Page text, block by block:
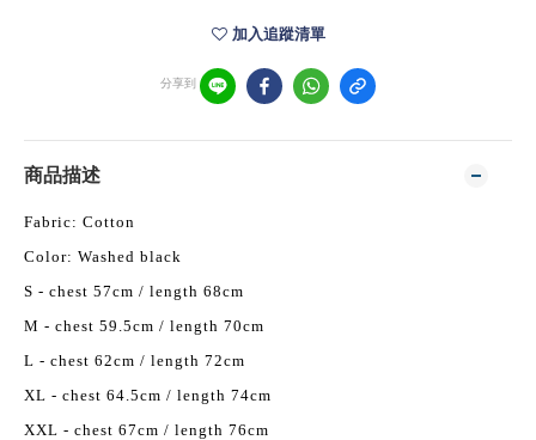
加入追蹤清單
分享到
商品描述
Fabric: Cotton
Color: Washed black
S - chest 57cm / length 68cm
M - chest 59.5cm / length 70cm
L - chest 62cm / length 72cm
XL - chest 64.5cm / length 74cm
XXL - chest 67cm / length 76cm